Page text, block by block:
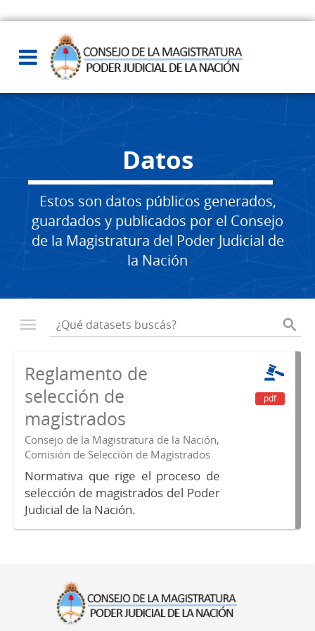
Datos
Estos son datos públicos generados,
guardados y publicados por el Consejo
de la Magistratura del Poder Judicial de
la Nación
Reglamento de
selección de
magistrados
Consejo de la Magistratura de la Nación,
Comisión de Selección de Magistrados
Normativa que rige el proceso de
selección de magistrados del Poder
Judicial de la Nación.
pdf